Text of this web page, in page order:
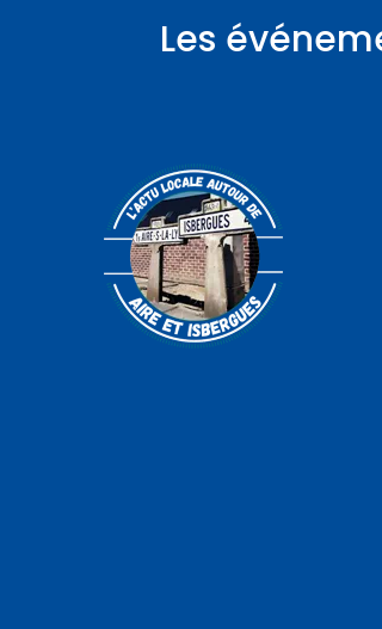
Les
Atelier nœuds de
marinier – AIRE